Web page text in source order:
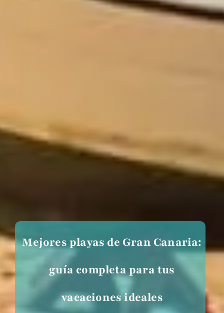
Mejores playas de Gran Canaria:
guía completa para tus
vacaciones ideales